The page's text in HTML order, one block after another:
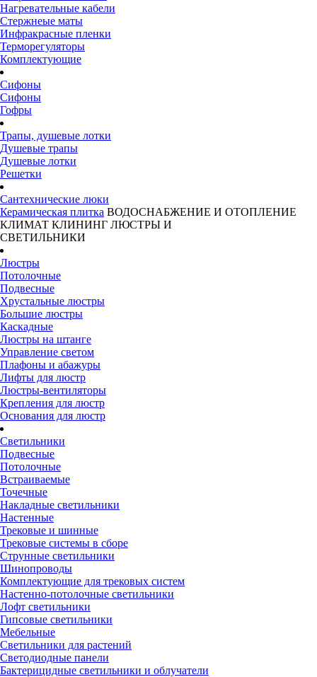
Нагревательные кабели
Стержнеые маты
Инфракрасные пленки
Терморегуляторы
Комплектующие
Сифоны
Сифоны
Гофры
Трапы, душевые лотки
Душевые трапы
Душевые лотки
Решетки
Сантехнические люки
Керамическая плитка ВОДОСНАБЖЕНИЕ И ОТОПЛЕНИЕ
КЛИМАТ КЛИНИНГ ЛЮСТРЫ И
СВЕТИЛЬНИКИ
Люстры
Потолочные
Подвесные
Хрустальные люстры
Большие люстры
Каскадные
Люстры на штанге
Управление светом
Плафоны и абажуры
Лифты для люстр
Люстры-вентиляторы
Крепления для люстр
Основания для люстр
Светильники
Подвесные
Потолочные
Встраиваемые
Точечные
Накладные светильники
Настенные
Трековые и шинные
Трековые системы в сборе
Струнные светильники
Шинопроводы
Комплектующие для трековых систем
Настенно-потолочные светильники
Лофт светильники
Гипсовые светильники
Мебельные
Светильники для растений
Светодиодные панели
Бактерицидные светильники и облучатели